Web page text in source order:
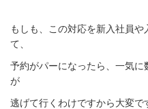
もしも、この対応を新入社員
て、
予約がパーになったら、一気
が
逃げて行くわけですから大変で